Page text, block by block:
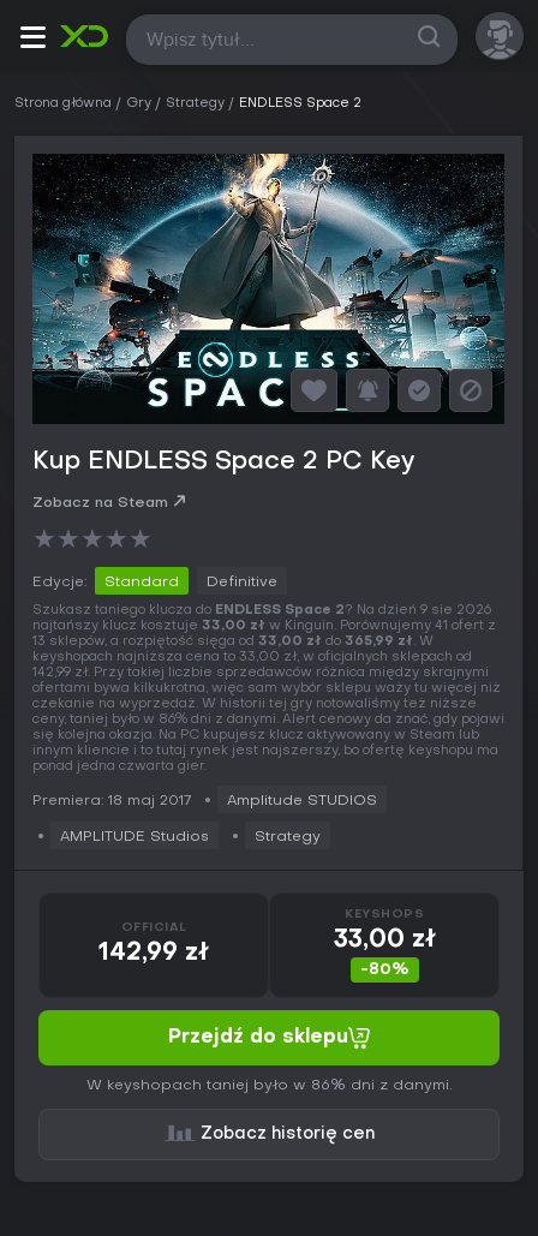
Wszystkie
Strona główna Gry Strategy ENDLESS Space 2
Kup ENDLESS Space 2 PC Key
Zobacz na Steam
★★★★★
Edycje: Standard Definitive
Szukasz taniego klucza do ENDLESS Space 2? Na dzień 9 sie 2026
najtańszy klucz kosztuje 33,00 zł w Kinguin. Porównujemy 41 ofert z
13 sklepów, a rozpiętość sięga od 33,00 zł do 365,99 zł. W
keyshopach najniższa cena to 33,00 zł, w oficjalnych sklepach od
142,99 zł. Przy takiej liczbie sprzedawców różnica między skrajnymi
ofertami bywa kilkukrotna, więc sam wybór sklepu waży tu więcej niż
czekanie na wyprzedaż. W historii tej gry notowaliśmy też niższe
ceny, taniej było w 86% dni z danymi. Alert cenowy da znać, gdy pojawi
się kolejna okazja. Na PC kupujesz klucz aktywowany w Steam lub
innym kliencie i to tutaj rynek jest najszerszy, bo ofertę keyshopu ma
ponad jedna czwarta gier.
Premiera: 18 maj 2017 Amplitude STUDIOS
AMPLITUDE Studios Strategy
OFFICIAL
142,99 zł
KEYSHOPS
33,00 zł
-80%
Przejdź do sklepu
W keyshopach taniej było w 86% dni z danymi.
Zobacz historię cen